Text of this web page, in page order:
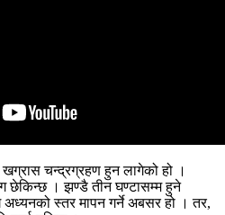
चन्द्रग्रहण हुन लागेको हो ।
छेकिन्छ । झण्डै तीन घण्टासम्म हुने
अध्यनको स्तर मापन गर्ने अबसर हो । तर,